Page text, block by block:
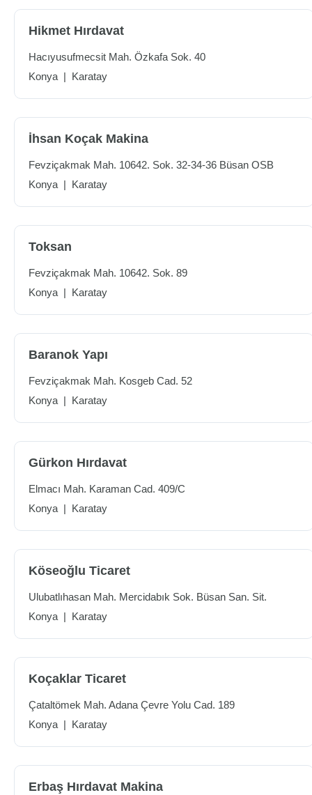
Hikmet Hırdavat
Hacıyusufmecsit Mah. Özkafa Sok. 40
Konya | Karatay
İhsan Koçak Makina
Fevziçakmak Mah. 10642. Sok. 32-34-36 Büsan OSB
Konya | Karatay
Toksan
Fevziçakmak Mah. 10642. Sok. 89
Konya | Karatay
Baranok Yapı
Fevziçakmak Mah. Kosgeb Cad. 52
Konya | Karatay
Gürkon Hırdavat
Elmacı Mah. Karaman Cad. 409/C
Konya | Karatay
Köseoğlu Ticaret
Ulubatlıhasan Mah. Mercidabık Sok. Büsan San. Sit.
Konya | Karatay
Koçaklar Ticaret
Çataltömek Mah. Adana Çevre Yolu Cad. 189
Konya | Karatay
Erbaş Hırdavat Makina